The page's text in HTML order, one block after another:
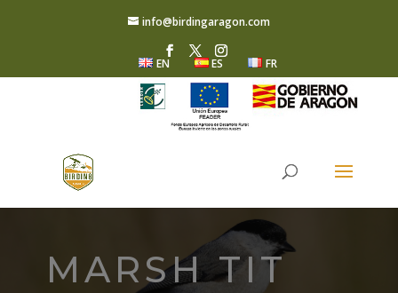
info@birdingaragon.com
EN ES FR
MARSH TIT